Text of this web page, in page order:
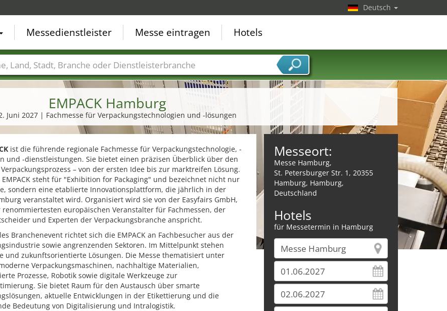
EMPACK Hamburg
Juni 2027 | Fachmesse für Verpackungstechnologien und -lösungen
ist die führende regionale Fachmesse für Verpackungstechnologie, -
und -dienstleistungen. Sie bietet einen präzisen Überblick über den
– von der ersten Idee bis zur marktreifen Lösung.
EMPACK steht für "Exhibition for Packaging" und bezeichnet nicht nur
sondern eine etablierte Innovationsplattform, die jährlich in der
veranstaltet wird. Organisiert wird sie von der Easyfairs GmbH,
europäischen Veranstalter für Fachmessen, der
und Experten der Verpackungsbranche anspricht.
Branchenevent richtet sich die EMPACK an Fachbesucher aus der
sowie angrenzenden Sektoren. Im Mittelpunkt stehen
und zukunftsorientierte Lösungen. Die Messe thematisiert unter
Verpackungsmaschinen, nachhaltige Materialien,
Prozesse, Robotik sowie digitale Werkzeuge zur
Sie bietet Raum für den Austausch über smarte
aktuelle Entwicklungen in der Etikettierung und die
Bedeutung von Digitalisierung und Intralogistik.
Messeort:
Messe Hamburg,
St. Petersburger Str. 1, 20355
Hamburg, Hamburg,
Deutschland
Hotels
für Messetermin in Hamburg
Deutsch
Messedienstleister Messe eintragen Hotels
Städte Branchen Dienstleisterbranchen